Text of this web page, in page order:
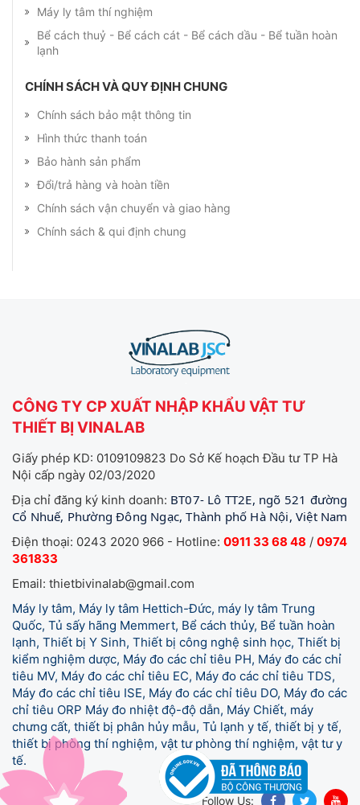
Máy ly tâm thí nghiệm
Bể cách thuỷ - Bể cách cát - Bể cách dầu - Bể tuần hoàn
lạnh
CHÍNH SÁCH VÀ QUY ĐỊNH CHUNG
Chính sách bảo mật thông tin
Hình thức thanh toán
Bảo hành sản phẩm
Đổi/trả hàng và hoàn tiền
Chính sách vận chuyển và giao hàng
Chính sách & qui định chung
CÔNG TY CP XUẤT NHẬP KHẨU VẬT TƯ
THIẾT BỊ VINALAB
Giấy phép KD: 0109109823 Do Sở Kế hoạch Đầu tư TP Hà
Nội cấp ngày 02/03/2020
Địa chỉ đăng ký kinh doanh: BT07- Lô TT2E, ngõ 521 đường
Cổ Nhuế, Phường Đông Ngạc, Thành phố Hà Nội, Việt Nam
Điện thoại: 0243 2020 966 - Hotline: 0911 33 68 48 / 0974
361833
Email: thietbivinalab@gmail.com
Máy ly tâm, Máy ly tâm Hettich-Đức, máy ly tâm Trung
Quốc, Tủ sấy hãng Memmert, Bể cách thủy, Bể tuần hoàn
lạnh, Thiết bị Y Sinh, Thiết bị công nghệ sinh học, Thiết bị
kiểm nghiệm dược, Máy đo các chỉ tiêu PH, Máy đo các chỉ
tiêu MV, Máy đo các chỉ tiêu EC, Máy đo các chỉ tiêu TDS,
Máy đo các chỉ tiêu ISE, Máy đo các chỉ tiêu DO, Máy đo các
chỉ tiêu ORP Máy đo nhiệt độ-độ dẫn, Máy Chiết, máy
chưng cất, thiết bị phân hủy mẫu, Tủ lạnh y tế, thiết bị y tế,
thiết bị phòng thí nghiệm, vật tư phòng thí nghiệm, vật tư y
tế.
Follow Us: